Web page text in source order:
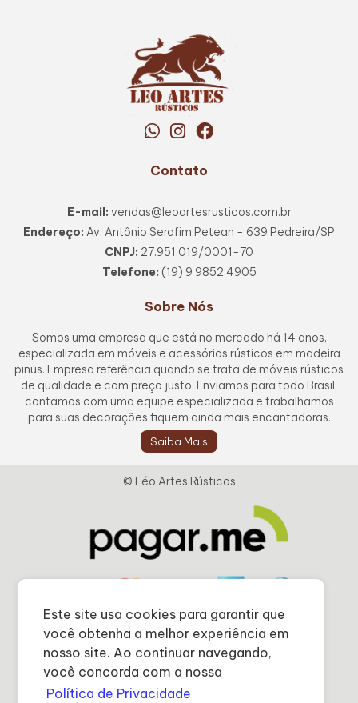
Este site usa cookies para garantir que
você obtenha a melhor experiência em
nosso site. Ao continuar navegando,
você concorda com a nossa
Política de Privacidade
Contato
E-mail: vendas@leoartesrusticos.com.br
Endereço: Av. Antônio Serafim Petean - 639 Pedreira/SP
CNPJ: 27.951.019/0001-70
Telefone: (19) 9 9852 4905
Sobre Nós
Somos uma empresa que está no mercado há 14 anos,
especializada em móveis e acessórios rústicos em madeira
pinus. Empresa referência quando se trata de móveis rústicos
de qualidade e com preço justo. Enviamos para todo Brasil,
contamos com uma equipe especializada e trabalhamos
para suas decorações fiquem ainda mais encantadoras.
Saiba Mais
© Léo Artes Rústicos